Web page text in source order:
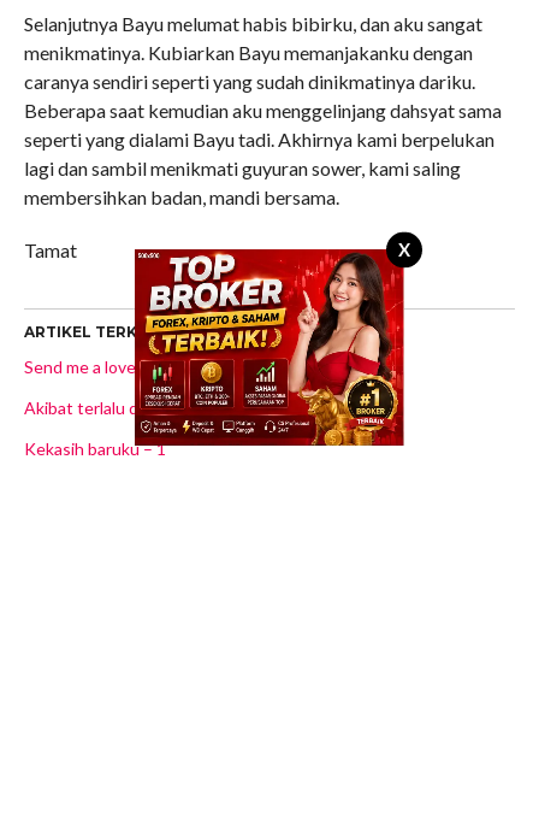
X
Selanjutnya Bayu melumat habis bibirku, dan aku sangat
menikmatinya. Kubiarkan Bayu memanjakanku dengan
caranya sendiri seperti yang sudah dinikmatinya dariku.
Beberapa saat kemudian aku menggelinjang dahsyat sama
seperti yang dialami Bayu tadi. Akhirnya kami berpelukan
lagi dan sambil menikmati guyuran sower, kami saling
membersihkan badan, mandi bersama.
Tamat
ARTIKEL TERKAIT
Send me a lover – 1
Akibat terlalu dimanja
Kekasih baruku – 1